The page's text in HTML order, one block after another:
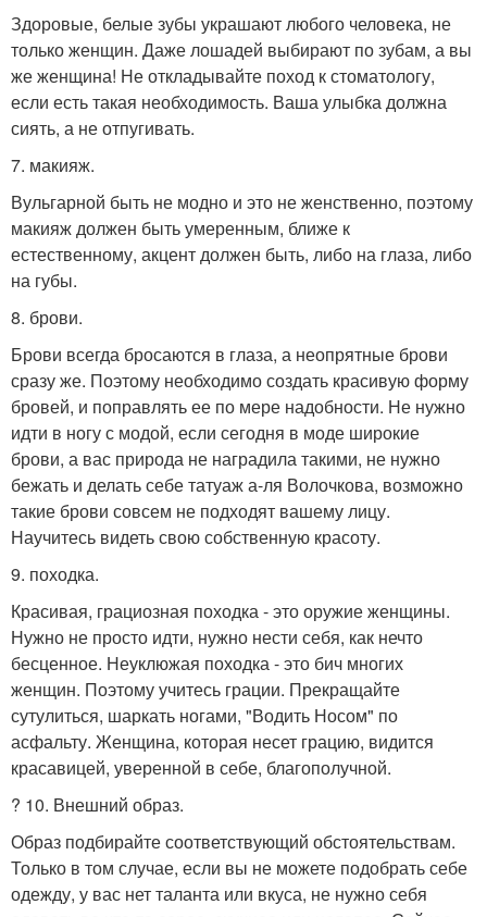
Здоровые, белые зубы украшают любого человека, не
только женщин. Даже лошадей выбирают по зубам, а вы
же женщина! Не откладывайте поход к стоматологу,
если есть такая необходимость. Ваша улыбка должна
сиять, а не отпугивать.
7. макияж.
Вульгарной быть не модно и это не женственно, поэтому
макияж должен быть умеренным, ближе к
естественному, акцент должен быть, либо на глаза, либо
на губы.
8. брови.
Брови всегда бросаются в глаза, а неопрятные брови
сразу же. Поэтому необходимо создать красивую форму
бровей, и поправлять ее по мере надобности. Не нужно
идти в ногу с модой, если сегодня в моде широкие
брови, а вас природа не наградила такими, не нужно
бежать и делать себе татуаж а-ля Волочкова, возможно
такие брови совсем не подходят вашему лицу.
Научитесь видеть свою собственную красоту.
9. походка.
Красивая, грациозная походка - это оружие женщины.
Нужно не просто идти, нужно нести себя, как нечто
бесценное. Неуклюжая походка - это бич многих
женщин. Поэтому учитесь грации. Прекращайте
сутулиться, шаркать ногами, "Водить Носом" по
асфальту. Женщина, которая несет грацию, видится
красавицей, уверенной в себе, благополучной.
? 10. Внешний образ.
Образ подбирайте соответствующий обстоятельствам.
Только в том случае, если вы не можете подобрать себе
одежду, у вас нет таланта или вкуса, не нужно себя